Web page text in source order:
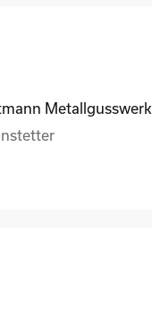
Metallgusswerk